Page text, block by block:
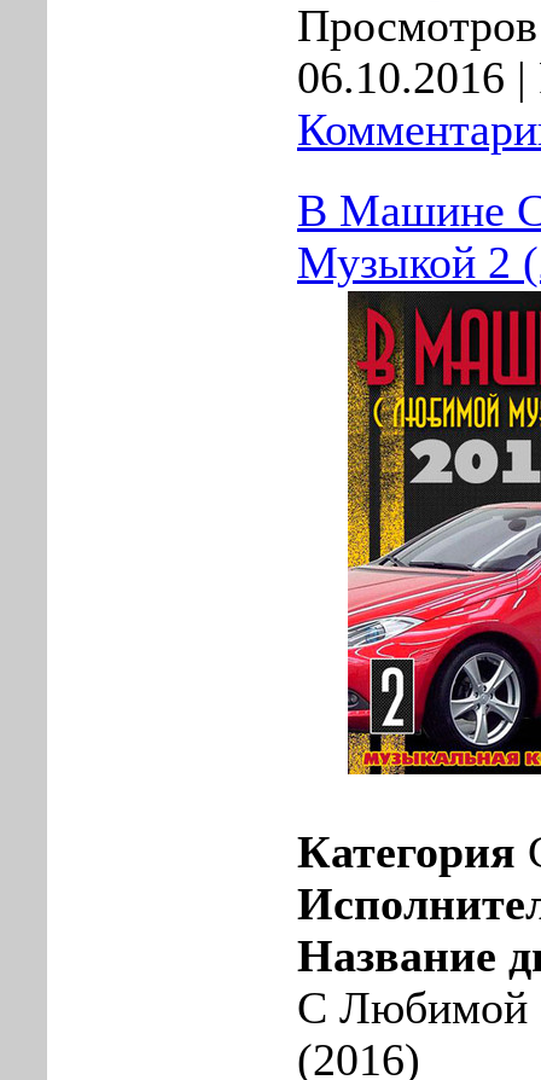
06.10.2016 |
В Машине
Музыкой 2
Категория
Название
С Любимой
(2016)